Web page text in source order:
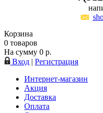
Корзина
0 товаров
На сумму 0 р.
Вход | Регистрация
Интернет-магазин
Акция
Доставка
Оплата